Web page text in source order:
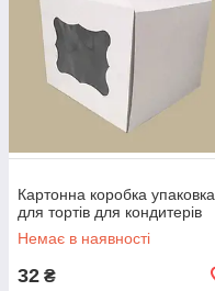
Картонна коробка упаковка
для тортів для кондитерів
Немає в наявності
32 ₴